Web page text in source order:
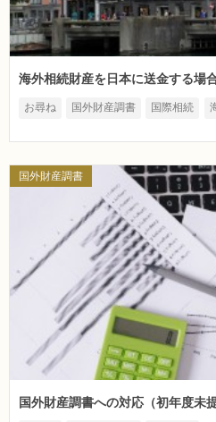
海外相続財産を日本に送金する場
お尋ね 国外財産調書 国際相続
国外財産調書
国外財産調書への対応（初年度未